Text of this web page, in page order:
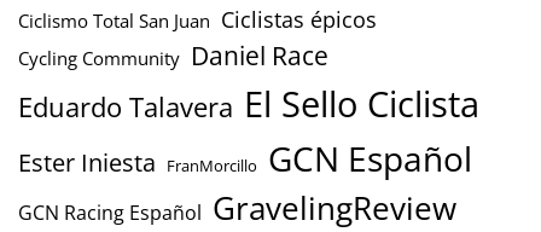
Ciclismo Total San Juan Ciclistas épicos
Cycling Community Daniel Race
Eduardo Talavera El Sello Ciclista
Ester Iniesta FranMorcillo GCN Español
GCN Racing Español GravelingReview